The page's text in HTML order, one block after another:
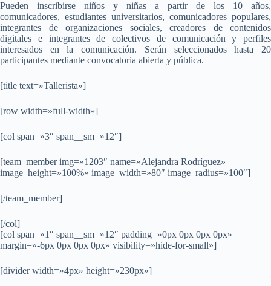
Pueden inscribirse niños y niñas a partir de los 10 años,
comunicadores, estudiantes universitarios, comunicadores populares,
integrantes de organizaciones sociales, creadores de contenidos
digitales e integrantes de colectivos de comunicación y perfiles
interesados en la comunicación. Serán seleccionados hasta 20
participantes mediante convocatoria abierta y pública.
[title text=»Tallerista»]
[row width=»full-width»]
[col span=»3″ span__sm=»12″]
[team_member img=»1203″ name=»Alejandra Rodríguez»
image_height=»100%» image_width=»80″ image_radius=»100″]
[/team_member]
[/col]
[col span=»1″ span__sm=»12″ padding=»0px 0px 0px 0px»
margin=»-6px 0px 0px 0px» visibility=»hide-for-small»]
[divider width=»4px» height=»230px»]